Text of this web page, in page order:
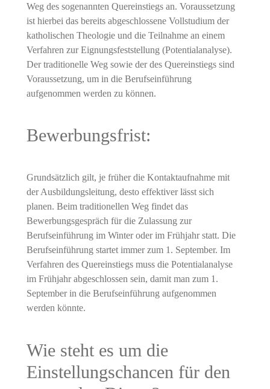
Weg des sogenannten Quereinstiegs an. Voraussetzung
ist hierbei das bereits abgeschlossene Vollstudium der
katholischen Theologie und die Teilnahme an einem
Verfahren zur Eignungsfeststellung (Potentialanalyse).
Der traditionelle Weg sowie der des Quereinstiegs sind
Voraussetzung, um in die Berufseinführung
aufgenommen werden zu können.
Bewerbungsfrist:
Grundsätzlich gilt, je früher die Kontaktaufnahme mit
der Ausbildungsleitung, desto effektiver lässt sich
planen. Beim traditionellen Weg findet das
Bewerbungsgespräch für die Zulassung zur
Berufseinführung im Winter oder im Frühjahr statt. Die
Berufseinführung startet immer zum 1. September. Im
Verfahren des Quereinstiegs muss die Potentialanalyse
im Frühjahr abgeschlossen sein, damit man zum 1.
September in die Berufseinführung aufgenommen
werden könnte.
Wie steht es um die
Einstellungschancen für den